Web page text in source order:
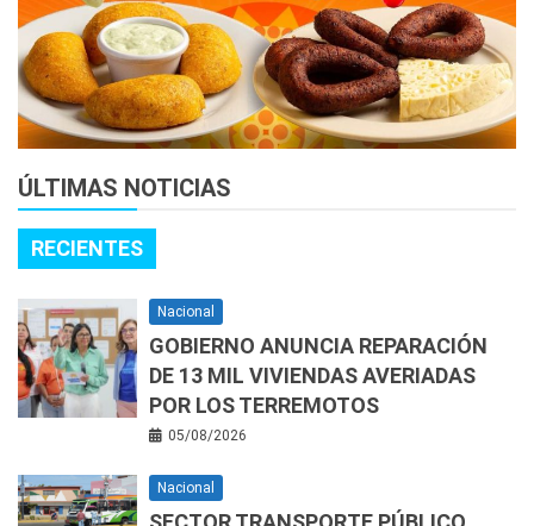
ÚLTIMAS NOTICIAS
RECIENTES
Nacional
GOBIERNO ANUNCIA REPARACIÓN
DE 13 MIL VIVIENDAS AVERIADAS
POR LOS TERREMOTOS
05/08/2026
Nacional